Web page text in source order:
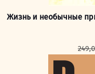
Жизнь и необычные